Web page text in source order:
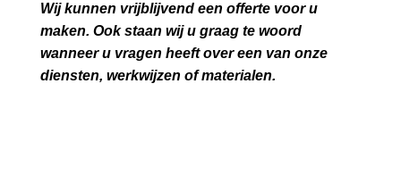
Wij kunnen vrijblijvend een offerte voor u
maken. Ook staan wij u graag te woord
wanneer u vragen heeft over een van onze
diensten, werkwijzen of materialen.